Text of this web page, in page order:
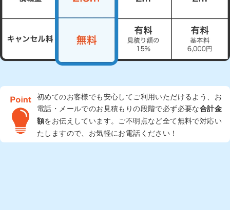
初めてのお客様でも安心してご利用いただけるよう、お
電話・メールでのお見積もりの段階で必ず必要な合計金
額をお伝えしています。ご不明点など全て無料で対応い
たしますので、お気軽にお電話ください！